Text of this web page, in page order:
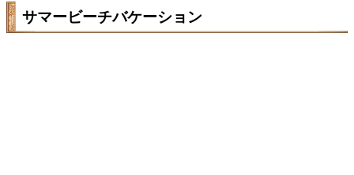
サマービーチバケーション